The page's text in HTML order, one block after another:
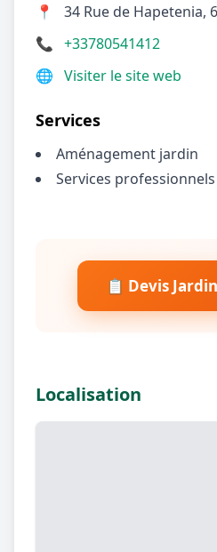
📍
34 Rue de Hapetenia,
📞 +33780541412
🌐 Visiter le site web
Services
Aménagement jardin
Services professionnels
📋 Devis
Localisation